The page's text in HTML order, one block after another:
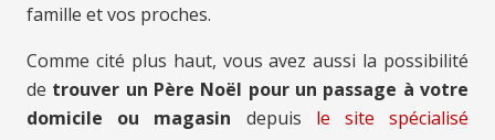
famille et vos proches.
Comme cité plus haut, vous avez aussi la possibilité
de trouver un Père Noël pour un passage à votre
domicile ou magasin depuis le site spécialisé